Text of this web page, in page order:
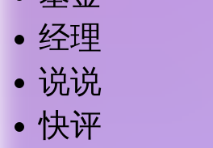
经理
说说
快评